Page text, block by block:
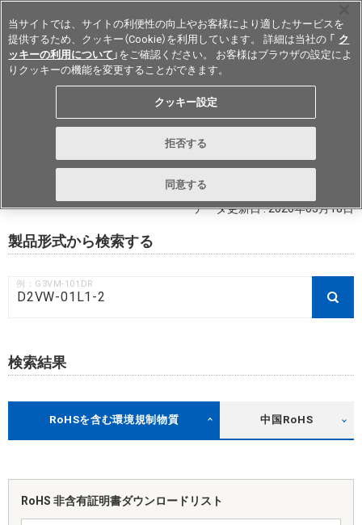
Japan
RoHS対応状況 / 非含有証明書ダウ
ンロード
データ更新日 : 2026年03月18日
製品形式から検索する
例：G3VM-101DR
検索結果
RoHSを含む環境規制物質 中国RoHS
RoHS 非含有証明書ダウンロードリスト
当サイトでは、サイトの利便性の向上やお客様により適したサービスを
提供するため、クッキー（Cookie）を利用しています。 詳細は当社の 「 ク
ッキーの利用について 」をご確認ください。 お客様はブラウザの設定によ
りクッキーの機能を変更することができます。
クッキー設定
拒否する
同意する